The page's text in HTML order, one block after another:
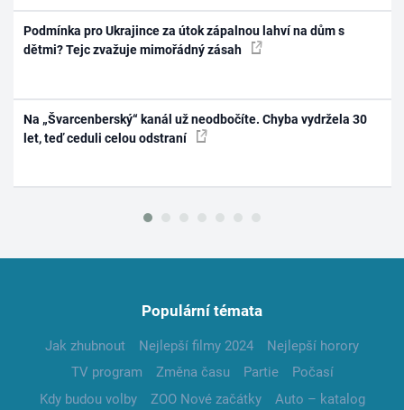
Podmínka pro Ukrajince za útok zápalnou lahví na dům s
dětmi? Tejc zvažuje mimořádný zásah
Na „Švarcenberský“ kanál už neodbočíte. Chyba vydržela 30
let, teď ceduli celou odstraní
Populární témata
Jak zhubnout Nejlepší filmy 2024
Nejlepší horory
TV program
Změna času Partie
Počasí
Kdy budou volby
ZOO Nové začátky
Auto – katalog